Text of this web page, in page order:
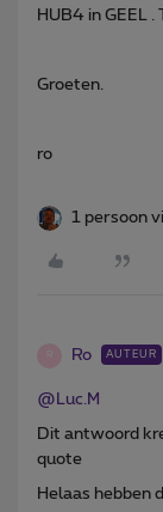
HUB4 in GEEL .
Groeten.
ro
1 persoon
Ro AUTEUR
@Luc.M
Dit antwoord
quote
Helaas hebben